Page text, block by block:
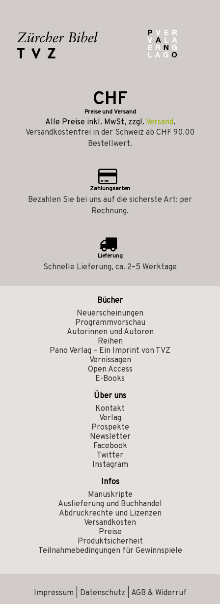
CHF
Preise und Versand
Alle Preise inkl. MwSt, zzgl. Versand.
Versandkostenfrei in der Schweiz ab CHF 90.00
Bestellwert.
Zahlungsarten
Bezahlen Sie bei uns auf die sicherste Art: per
Rechnung.
Lieferung
Schnelle Lieferung, ca. 2–5 Werktage
Bücher
Neuerscheinungen
Programmvorschau
Autorinnen und Autoren
Reihen
Pano Verlag – Ein Imprint von TVZ
Vernissagen
Open Access
E-Books
Über uns
Kontakt
Verlag
Prospekte
Newsletter
Facebook
Twitter
Instagram
Infos
Manuskripte
Auslieferung und Buchhandel
Abdruckrechte und Lizenzen
Versandkosten
Preise
Produktsicherheit
Teilnahmebedingungen für Gewinnspiele
Impressum Datenschutz AGB & Widerruf